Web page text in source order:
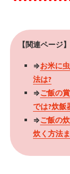
【関連ページ】
⇒お米に
法は?
⇒ご飯の
では?炊飯
⇒ご飯の
炊く方法